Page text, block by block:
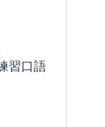
習口語